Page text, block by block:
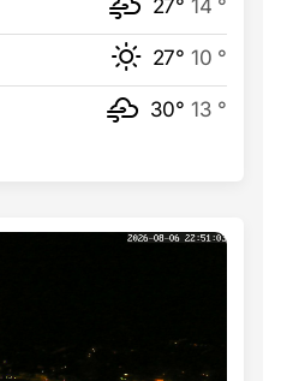
27° 14 °
27° 10 °
30° 13 °